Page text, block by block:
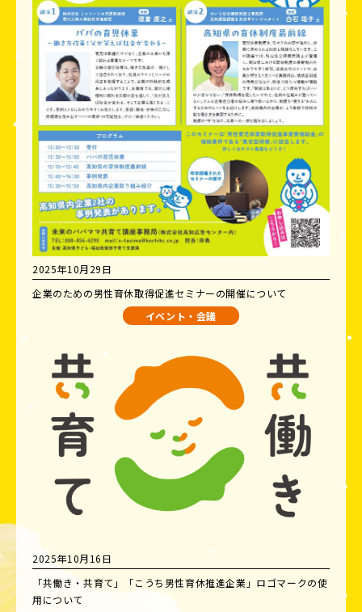
2025年10月29日
企業のための男性育休取得促進セミナーの開催について
イベント・会議
2025年10月16日
「共働き・共育て」「こうち男性育休推進企業」ロゴマークの使
用について